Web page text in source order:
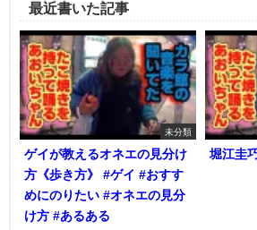
最近書いた記事
未分類
ゲイが教えるオネエの見分け
方《歩き方》 #ゲイ #おすす
めにのりたい #オネエの見分
け方 #あるある
堀江圭